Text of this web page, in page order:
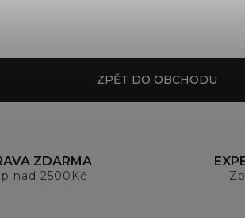
ZPĚT DO OBCHODU
ZDARMA
nad 2500Kč